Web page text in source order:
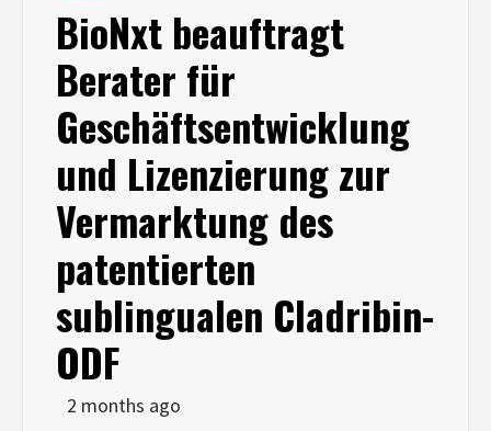
BioNxt beauftragt
Berater für
Geschäftsentwicklung
und Lizenzierung zur
Vermarktung des
patentierten
sublingualen Cladribin-
ODF
2 months ago